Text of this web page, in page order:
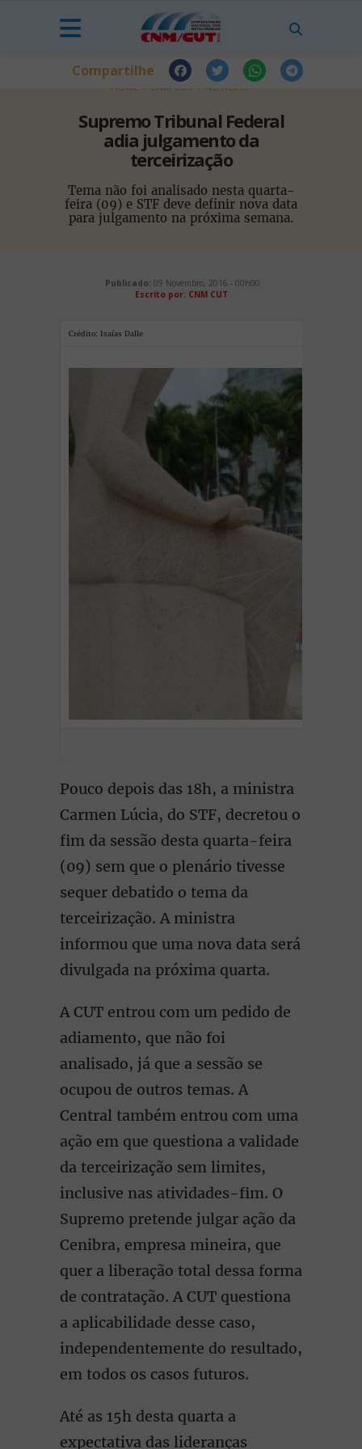
HOME CNM-CUT NOTÍCIAS
Supremo Tribunal Federal
adia julgamento da
terceirização
Tema não foi analisado nesta quarta-
feira (09) e STF deve definir nova data
para julgamento na próxima semana.
Compartilhe
Publicado: 09 Novembro, 2016 - 00h00
Escrito por: CNM CUT
Crédito: Isaías Dalle
Pouco depois das 18h, a ministra
Carmen Lúcia, do STF, decretou o
fim da sessão desta quarta-feira
(09) sem que o plenário tivesse
sequer debatido o tema da
terceirização. A ministra
informou que uma nova data será
divulgada na próxima quarta.
A CUT entrou com um pedido de
adiamento, que não foi
analisado, já que a sessão se
ocupou de outros temas. A
Central também entrou com uma
ação em que questiona a validade
da terceirização sem limites,
inclusive nas atividades-fim. O
Supremo pretende julgar ação da
Cenibra, empresa mineira, que
quer a liberação total dessa forma
de contratação. A CUT questiona
a aplicabilidade desse caso,
independentemente do resultado,
em todos os casos futuros.
Até as 15h desta quarta a
expectativa das lideranças